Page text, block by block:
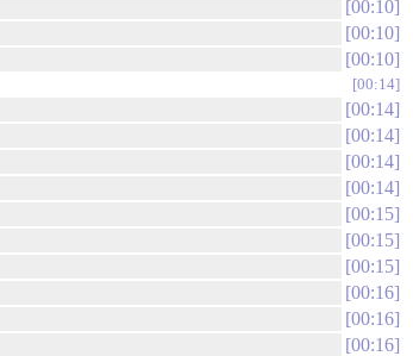
00:10
00:10
00:10
00:14
00:14
00:14
00:14
00:14
00:15
00:15
00:15
00:16
00:16
00:16